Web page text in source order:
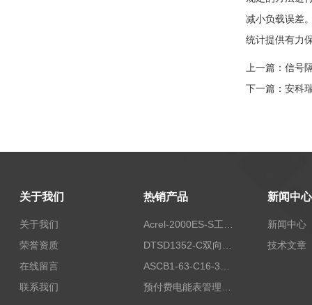
减小负载误差
统计提供有力
上一篇： 信号
下一篇： 安科
关于我们
关于我们
荣誉资质
在线留言
联系我们
热销产品 新闻中心
新闻中心
技术文章